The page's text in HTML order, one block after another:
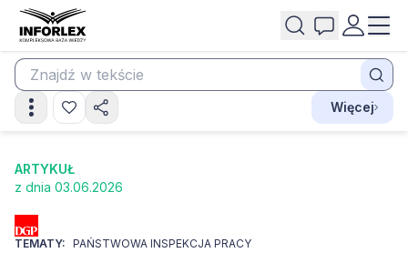
Więcej
ARTYKUŁ
z dnia 03.06.2026
TEMATY: PAŃSTWOWA INSPEKCJA PRACY